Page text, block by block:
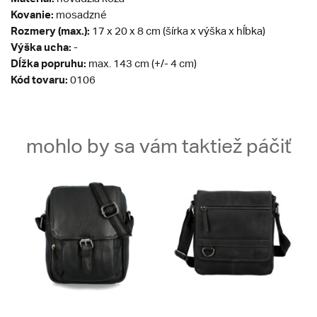
Kovanie: mosadzné
Rozmery (max.): 17 x 20 x 8 cm (šírka x výška x hĺbka)
Výška ucha: -
Dĺžka popruhu: max. 143 cm (+/- 4 cm)
Kód tovaru: 0106
mohlo by sa vám taktiež páčiť